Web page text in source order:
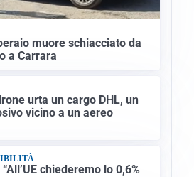
muore schiacciato da
a Carrara
urta un cargo DHL, un
vicino a un aereo
chiederemo lo 0,6%